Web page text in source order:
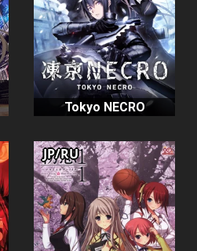
Tokyo NECRO
JP/RU